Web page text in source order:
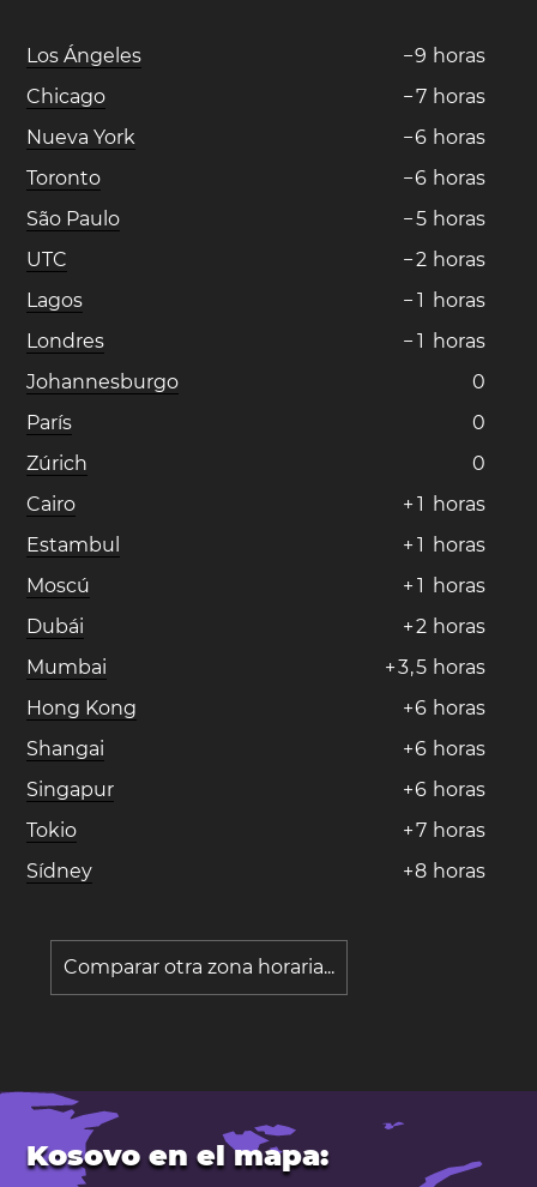
Los Ángeles −9 horas
Chicago
−7 horas
Nueva York
−6 horas
Toronto
−6 horas
São Paulo
−5 horas
UTC
−2 horas
Lagos
− 1 horas
Londres
− 1 horas
Johannesburgo
0
París
0
Zúrich
0
Cairo
+ 1 horas
Estambul
+ 1 horas
Moscú
+ 1 horas
Dubái
+2 horas
Mumbai
+3,5 horas
Hong Kong
+6 horas
Shangai
+6 horas
Singapur
+6 horas
Tokio
+7 horas
Sídney
+8 horas
Comparar otra zona horaria...
Kosovo en el mapa: